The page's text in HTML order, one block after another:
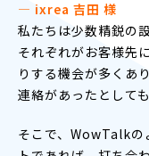
― ixrea 吉田 様
私たちは少数精鋭の
それぞれがお客様先
りする機会が多くあ
連絡があったとして
そこで、WowTalkの